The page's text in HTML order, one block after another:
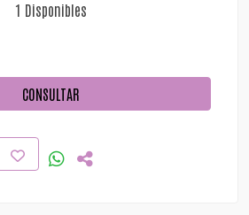
1 Disponibles
CONSULTAR